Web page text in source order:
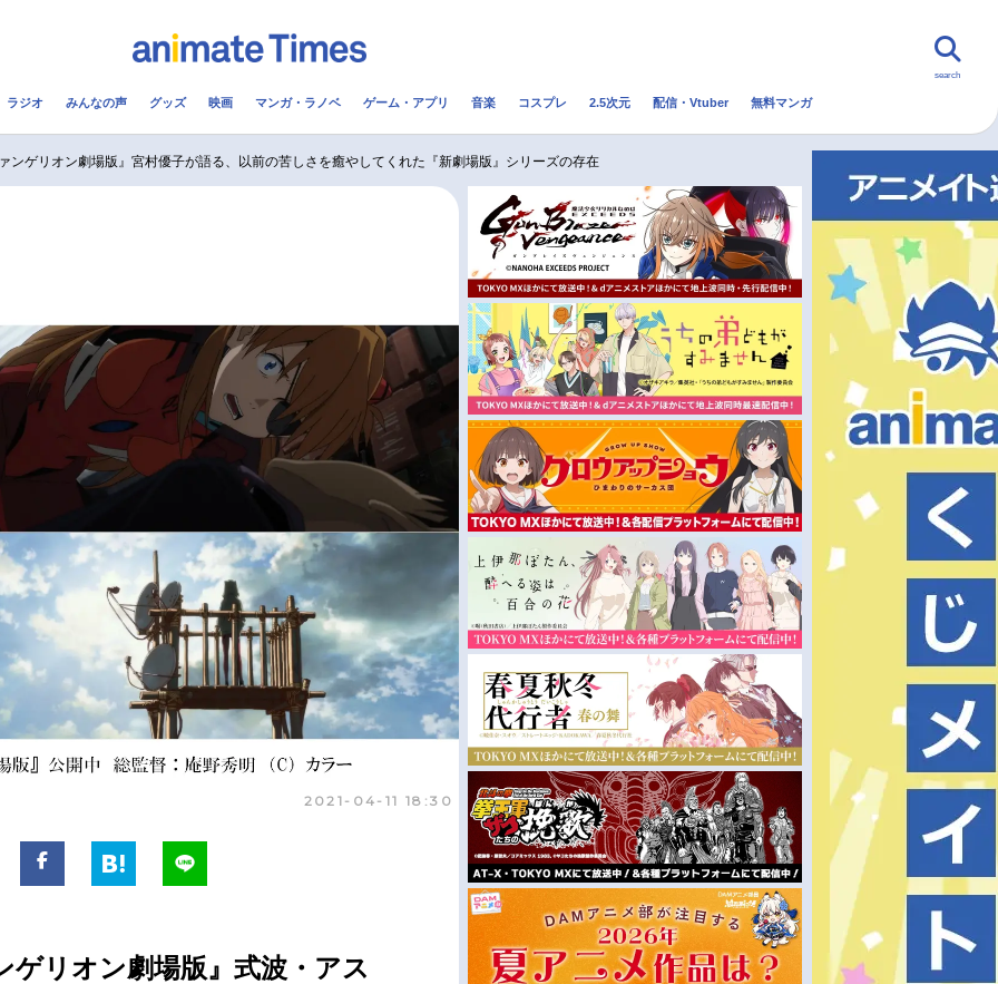
配信・Vtuber トレンド 無料マンガ
実写化映画一覧
男性声優/女性声優一覧
今期アニメ曜日別一覧
春アニメ
夏アニメ
秋アニメ
冬アニメ
FOLLOW US
search
ラジオ みんなの声 グッズ 映画 マンガ・ラノベ ゲーム・アプリ 音楽 コスプレ 2.5次元 配信・Vtuber 無料マンガ
ンゲリオン劇場版』宮村優子が語る、以前の苦しさを癒やしてくれた『新劇場版』シリーズの存在
2021-04-11 18:30
ゲリオン劇場版』式波・アス